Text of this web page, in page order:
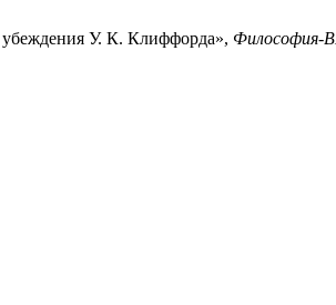
У. К. Клиффорда»,